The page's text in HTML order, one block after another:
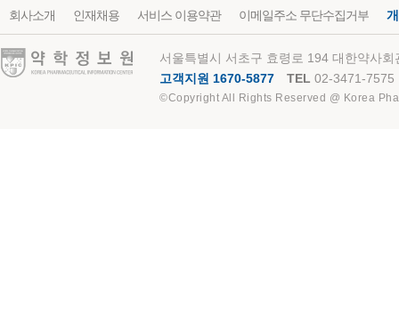
회사소개 인재채용 서비스 이용약관 이메일주소 무단수집거부
약학정보원
서울특별시 서초구 효령로 194 대한약사
고객지원 1670-5877
TEL 02-3471-7575
©Copyright All Rights Reserved @ Korea